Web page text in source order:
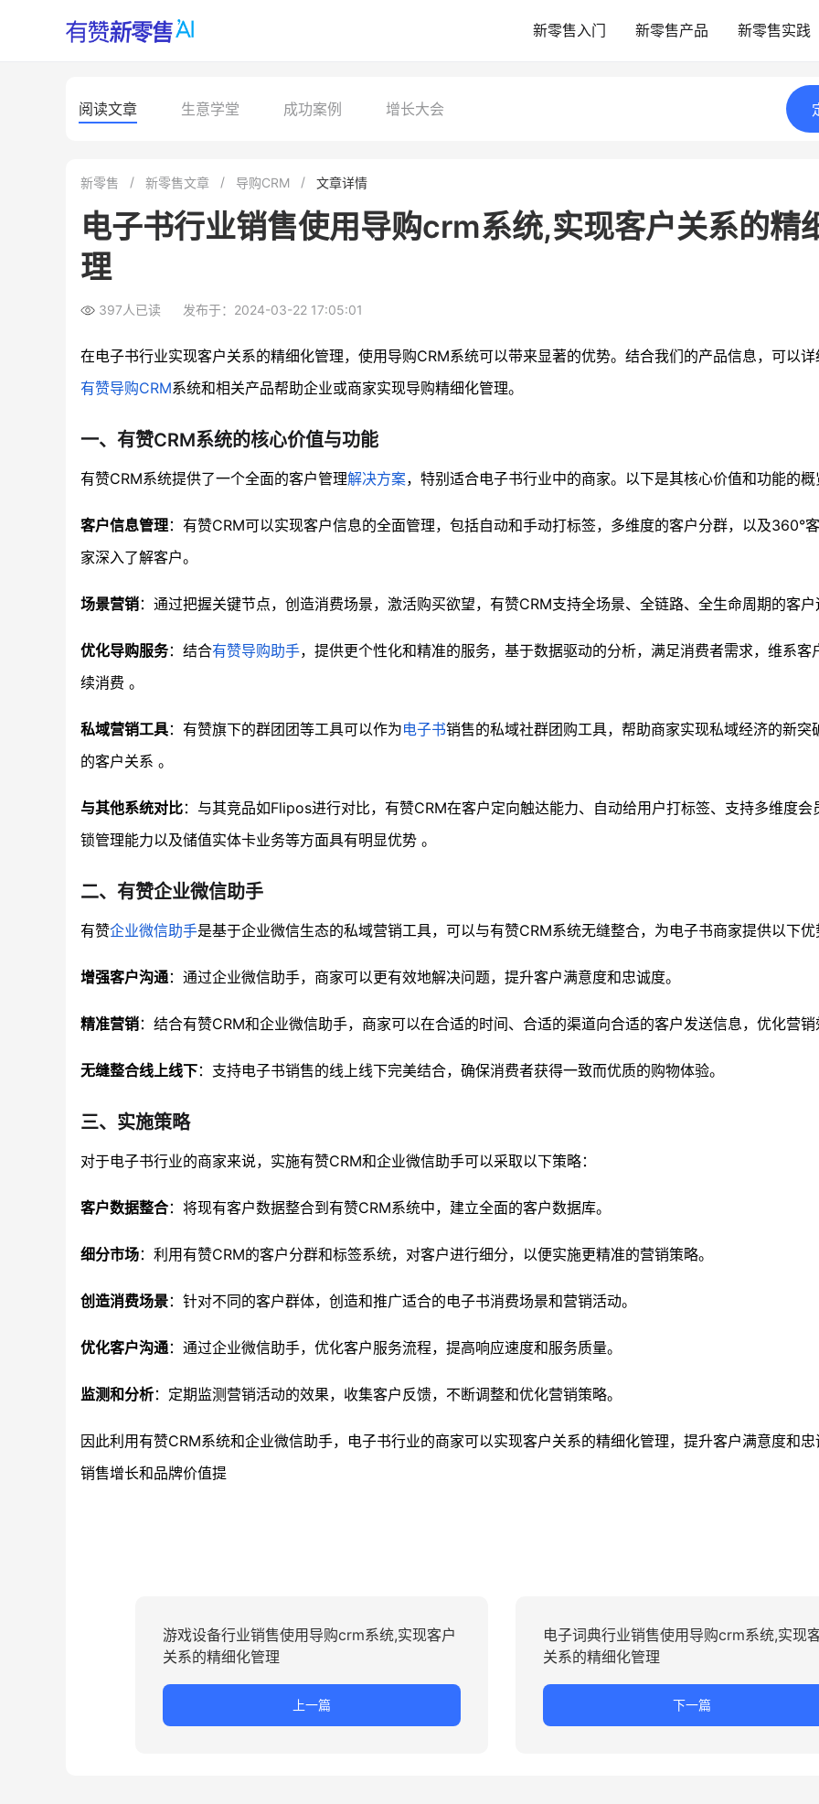
新零售入门 新零售产品 新零售实践
阅读文章 生意学堂 成功案例 增长大会
新零售 新零售文章 导购CRM 文章详情
电子书行业销售使用导购crm系统,实现客户关系的精
理
397人已读 发布于：2024-03-22 17:05:01
在电子书行业实现客户关系的精细化管理，使用导购CRM系统可以带来显著的优势。结合我们的产品信息，可以
有赞导购CRM系统和相关产品帮助企业或商家实现导购精细化管理。
一、有赞CRM系统的核心价值与功能
有赞CRM系统提供了一个全面的客户管理解决方案，特别适合电子书行业中的商家。以下是其核心价值和功能的概
客户信息管理：有赞CRM可以实现客户信息的全面管理，包括自动和手动打标签，多维度的客户分群，以及360°
家深入了解客户。
场景营销：通过把握关键节点，创造消费场景，激活购买欲望，有赞CRM支持全场景、全链路、全生命周期的客
优化导购服务：结合有赞导购助手，提供更个性化和精准的服务，基于数据驱动的分析，满足消费者需求，维系客
续消费 。
私域营销工具：有赞旗下的群团团等工具可以作为电子书销售的私域社群团购工具，帮助商家实现私域经济的新突
的客户关系 。
与其他系统对比：与其竞品如Flipos进行对比，有赞CRM在客户定向触达能力、自动给用户打标签、支持多维度会
锁管理能力以及储值实体卡业务等方面具有明显优势 。
二、有赞企业微信助手
有赞企业微信助手是基于企业微信生态的私域营销工具，可以与有赞CRM系统无缝整合，为电子书商家提供以下优
增强客户沟通：通过企业微信助手，商家可以更有效地解决问题，提升客户满意度和忠诚度。
精准营销：结合有赞CRM和企业微信助手，商家可以在合适的时间、合适的渠道向合适的客户发送信息，优化营
无缝整合线上线下：支持电子书销售的线上线下完美结合，确保消费者获得一致而优质的购物体验。
三、实施策略
对于电子书行业的商家来说，实施有赞CRM和企业微信助手可以采取以下策略：
客户数据整合：将现有客户数据整合到有赞CRM系统中，建立全面的客户数据库。
细分市场：利用有赞CRM的客户分群和标签系统，对客户进行细分，以便实施更精准的营销策略。
创造消费场景：针对不同的客户群体，创造和推广适合的电子书消费场景和营销活动。
优化客户沟通：通过企业微信助手，优化客户服务流程，提高响应速度和服务质量。
监测和分析：定期监测营销活动的效果，收集客户反馈，不断调整和优化营销策略。
因此利用有赞CRM系统和企业微信助手，电子书行业的商家可以实现客户关系的精细化管理，提升客户满意度和
销售增长和品牌价值提
游戏设备行业销售使用导购crm系统,实现客户
关系的精细化管理
上一篇
电子词典行业销售使用导购crm系统,实现
关系的精细化管理
下一篇